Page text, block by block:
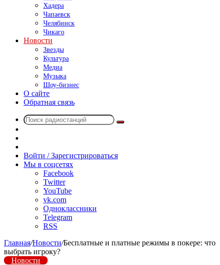
Хадера
Чапаевск
Челябинск
Чикаго
Новости
Звезды
Культура
Медиа
Музыка
Шоу-бизнес
О сайте
Обратная связь
Поиск
радио
Войти / Зарегистрироваться
Мы в соцсетях
Facebook
Twitter
YouTube
vk.com
Одноклассники
Telegram
RSS
Главная/Новости/Бесплатные и платные режимы в покере: что
выбрать игроку?
Новости